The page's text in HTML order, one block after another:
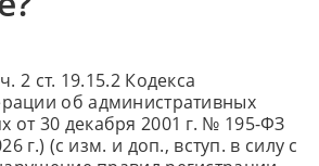
2 ст. 19.15.2 Кодекса
об административных
от 30 декабря 2001 г. № 195-ФЗ
г.) (с изм. и доп., вступ. в силу с